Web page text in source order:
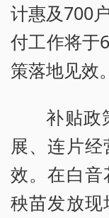
计惠及700
付工作将于
策落地见效。
补贴政
展、连片
效。在白
秧苗发放